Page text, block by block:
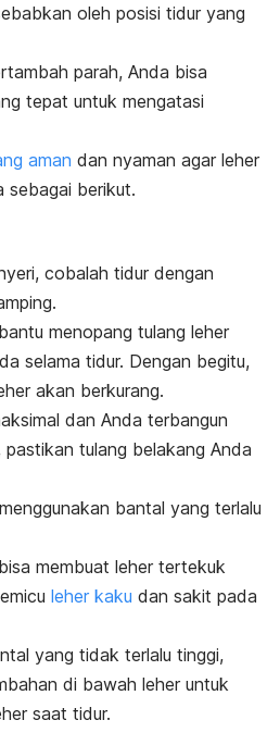
oleh posisi tidur yang
parah, Anda bisa
tepat untuk mengatasi
aman dan nyaman agar leher
sebagai berikut.
cobalah tidur dengan
menopang tulang leher
selama tidur. Dengan begitu,
akan berkurang.
dan Anda terbangun
pastikan tulang belakang Anda
bantal yang terlalu
membuat leher tertekuk
leher kaku dan sakit pada
yang tidak terlalu tinggi,
di bawah leher untuk
saat tidur.